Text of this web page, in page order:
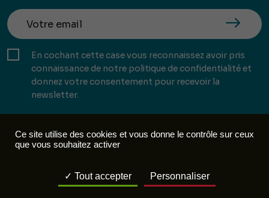
En cochant cette case vous reconnaissez avoir pris
connaissance de notre politique de confidentialité et
donnez votre consentement pour recevoir la
newsletter.
Réalisation : Mill, Privas
Ce site utilise des cookies et vous donne le contrôle sur ceux
que vous souhaitez activer
Tout accepter Personnaliser